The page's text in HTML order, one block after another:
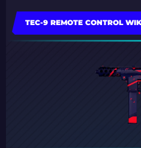
TEC-9 REMOTE CONTROL